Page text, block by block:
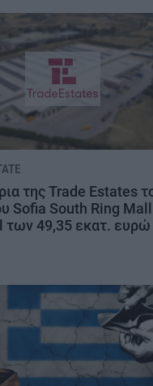
της Trade Estates
Sofia South Ring
των 49,35 εκατ. ευρώ